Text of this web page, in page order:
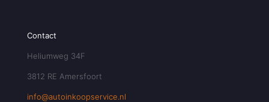
Contact
Heliumweg 34F
3812 RE Amersfoort
info@autoinkoopservice.nl